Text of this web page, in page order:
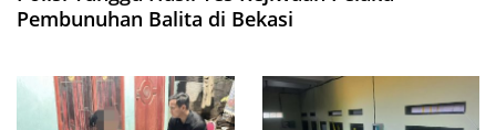
Pembunuhan Balita di Bekasi